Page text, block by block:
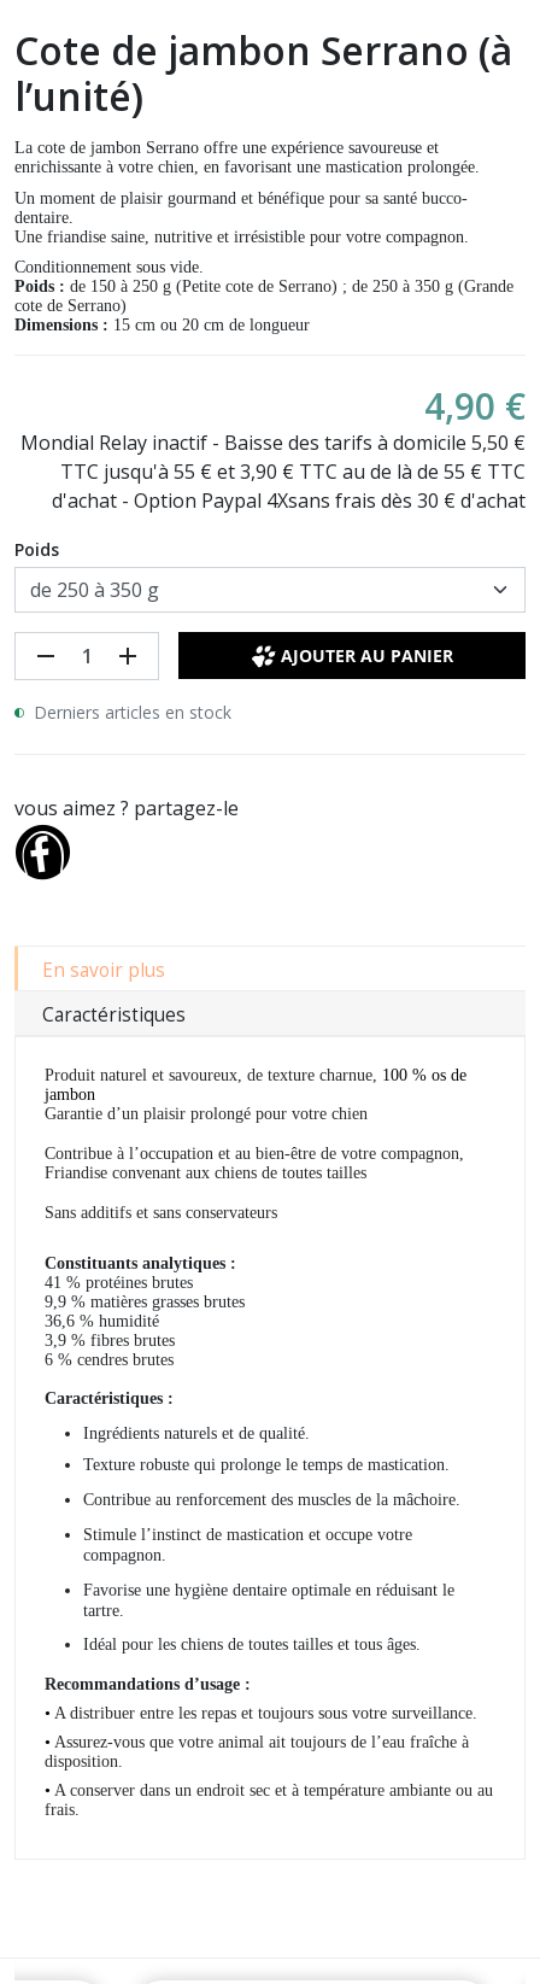
Cote de jambon Serrano (à
l’unité)
La cote de jambon Serrano offre une expérience savoureuse et
enrichissante à votre chien, en favorisant une mastication prolongée.
Un moment de plaisir gourmand et bénéfique pour sa santé bucco-
dentaire.
Une friandise saine, nutritive et irrésistible pour votre compagnon.
Conditionnement sous vide.
Poids : de 150 à 250 g (Petite cote de Serrano) ; de 250 à 350 g (Grande
cote de Serrano)
Dimensions : 15 cm ou 20 cm de longueur
4,90 €
Mondial Relay inactif - Baisse des tarifs à domicile 5,50 €
TTC jusqu'à 55 € et 3,90 € TTC au de là de 55 € TTC
d'achat - Option Paypal 4Xsans frais dès 30 € d'achat
Poids
remove add AJOUTER AU PANIER
Derniers articles en stock
vous aimez ? partagez-le
En savoir plus
Caractéristiques
Produit naturel et savoureux, de texture charnue, 100 % os de
jambon
Garantie d’un plaisir prolongé pour votre chien
Contribue à l’occupation et au bien-être de votre compagnon,
Friandise convenant aux chiens de toutes tailles
Sans additifs et sans conservateurs
Constituants analytiques :
41 % protéines brutes
9,9 % matières grasses brutes
36,6 % humidité
3,9 % fibres brutes
6 % cendres brutes
Caractéristiques :
Ingrédients naturels et de qualité
Texture robuste qui prolonge le temps de mastication.
Contribue au renforcement des muscles de la mâchoire.
Stimule l’instinct de mastication et occupe votre
compagnon.
Favorise une hygiène dentaire optimale en réduisant le
tartre
Idéal pour les chiens de toutes tailles et tous âges.
Recommandations d’usage :
• A distribuer entre les repas et toujours sous votre surveillance.
• Assurez-vous que votre animal ait toujours de l’eau fraîche à
disposition.
• A conserver dans un endroit sec et à température ambiante ou au
frais.